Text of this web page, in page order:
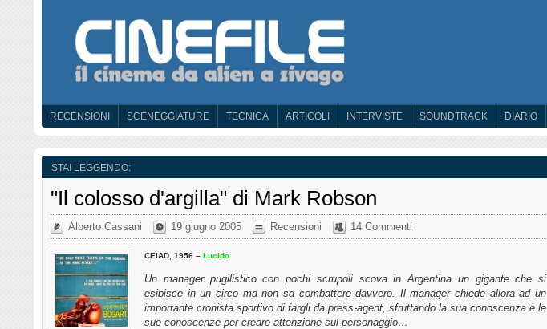
RECENSIONI SCENEGGIATURE TECNICA ARTICOLI INTERVISTE SOUNDTRACK DIARIO
STAI LEGGENDO:
"Il colosso d'argilla" di Mark Robson
Alberto Cassani 19 giugno 2005 Recensioni 14 Commenti
CEIAD, 1956 – Lucido
Un manager pugilistico con pochi scrupoli scova in Argentina un gigante che si
esibisce in un circo ma non sa combattere davvero. Il manager chiede allora ad un
importante cronista sportivo di fargli da press-agent, sfruttando la sua conoscenza e le
sue conoscenze per creare attenzione sul personaggio…